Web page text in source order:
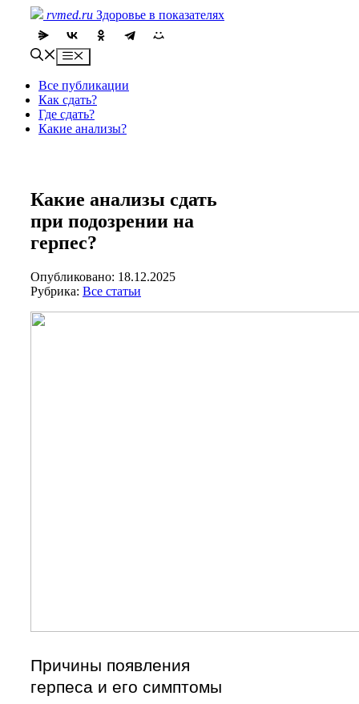
content
rvmed.ru Здоровье в показателях
Menu
Все публикации
Как сдать?
Где сдать?
Какие анализы?
Какие анализы сдать
при подозрении на
герпес?
Опубликовано: 18.12.2025
Рубрика: Все статьи
Причины появления
герпеса и его симптомы